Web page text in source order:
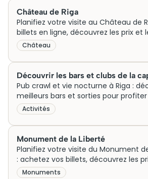
Château de Riga
Planifiez votre visite au Château de
billets en ligne, découvrez les prix et
profiter pleinement de ce
Château
Découvrir les bars et clubs de la
Pub crawl et vie nocturne à Riga :
meilleurs bars et sorties pour
vos soirées.
Activités
Monument de la Liberté
Planifiez votre visite du Monument
: achetez vos billets, découvrez les
pour ne rien manquer !
Monuments